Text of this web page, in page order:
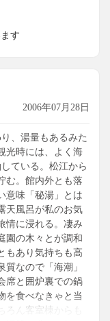
す
2006年07月28日
、湯量もあるみた
光時には、よく海
ている。松江から
む。館内外とも落
意味「秘湯」とは
天風呂が私のお気
情に浸れる。凄み
園の木々とが調和
もあり気持ちも高
なので「海潮」
席と囲炉裏での鍋
を食べなきゃと当
ろん客室棟からも